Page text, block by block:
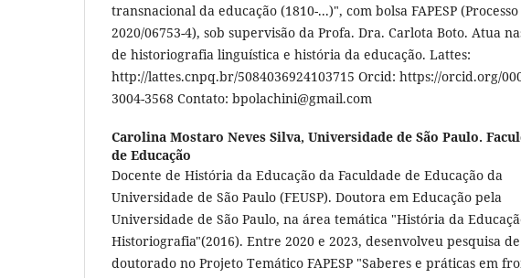
transnacional da educação (1810-...)", com bolsa FAPESP
2020/06753-4), sob supervisão da Profa. Dra. Carlota Boto. Atua
de historiografia linguística e história da educação. Lattes:
http://lattes.cnpq.br/5084036924103715 Orcid: https://orcid.org/
3004-3568 Contato: bpolachini@gmail.com
Carolina Mostaro Neves Silva, Universidade de São Paulo.
de Educação
Docente de História da Educação da Faculdade de Educação da
Universidade de São Paulo (FEUSP). Doutora em Educação pela
Universidade de São Paulo, na área temática "História da
Historiografia"(2016). Entre 2020 e 2023, desenvolveu pesquisa
doutorado no Projeto Temático FAPESP "Saberes e práticas em